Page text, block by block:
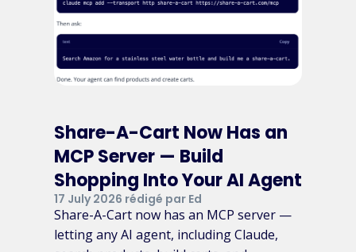
Share-A-Cart Now Has an
MCP Server — Build
Shopping Into Your AI Agent
17 July 2026 rédigé par Ed
Share-A-Cart now has an MCP server —
letting any AI agent, including Claude,